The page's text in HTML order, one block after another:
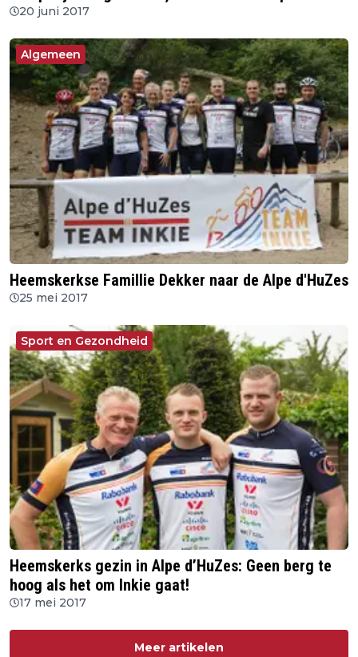
20 juni 2017
Algemeen
Heemskerkse Famillie Dekker naar de Alpe d'HuZes
25 mei 2017
Sport en Gezondheid
Heemskerks gezin in Alpe d’HuZes: Geen berg te
hoog als het om Inkie gaat!
17 mei 2017
Meer artikelen